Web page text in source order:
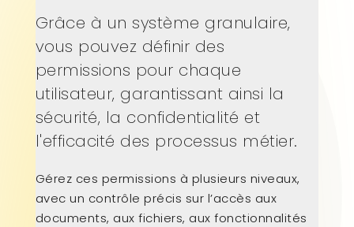
Grâce à un système granulaire,
vous pouvez définir des
permissions pour chaque
utilisateur, garantissant ainsi la
sécurité, la confidentialité et
l'efficacité des processus métier.
Gérez ces permissions à plusieurs niveaux,
avec un contrôle précis sur l’accès aux
documents, aux fichiers, aux fonctionnalités